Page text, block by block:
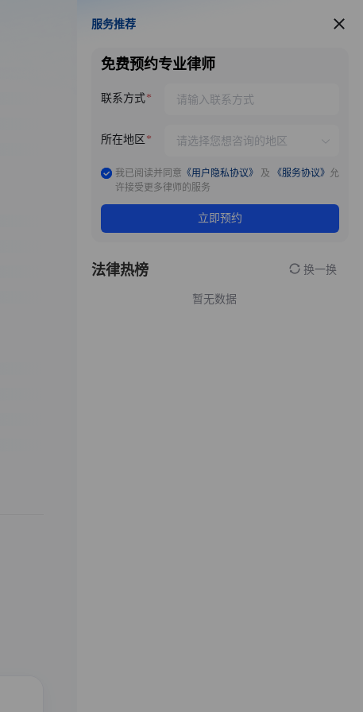
服务推荐
服务推荐
免费预约专业律师
联系方式
所在地区
我已阅读并同意 《用户隐私协议》 及 《服务协议》 允
许接受更多律师的服务
立即预约
法律热榜 换一换
暂无数据